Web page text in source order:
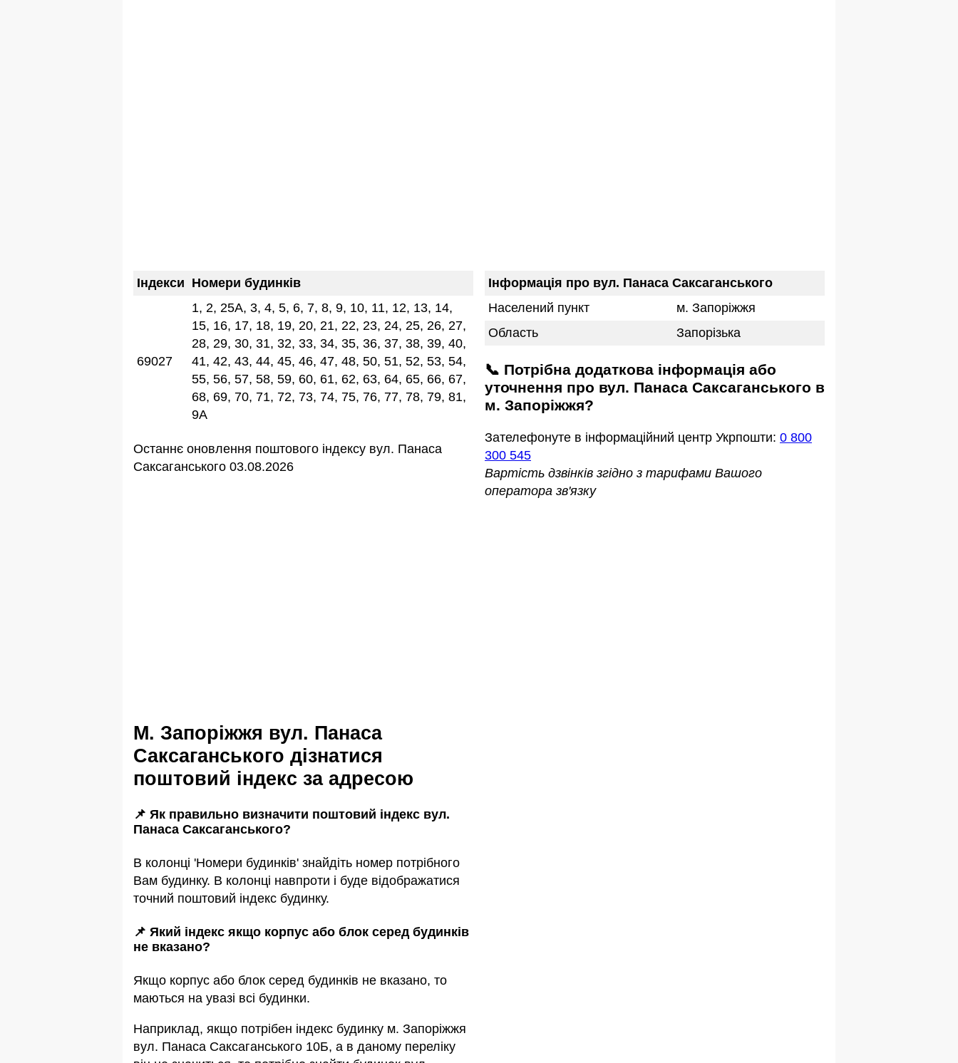
Індекси Номери будинків
69027
1, 2, 25А, 3, 4, 5, 6, 7, 8, 9, 10, 11, 12, 13, 14,
15, 16, 17, 18, 19, 20, 21, 22, 23, 24, 25, 26, 27,
28, 29, 30, 31, 32, 33, 34, 35, 36, 37, 38, 39, 40,
41, 42, 43, 44, 45, 46, 47, 48, 50, 51, 52, 53, 54,
55, 56, 57, 58, 59, 60, 61, 62, 63, 64, 65, 66, 67,
68, 69, 70, 71, 72, 73, 74, 75, 76, 77, 78, 79, 81,
9А
Останнє оновлення поштового індексу вул. Панаса
Саксаганського 03.08.2026
м. Запоріжжя вул. Панаса
Саксаганського дізнатися
поштовий індекс за адресою
📌 Як правильно визначити поштовий індекс вул.
Панаса Саксаганського?
В колонці 'Номери будинків' знайдіть номер потрібного
Вам будинку. В колонці навпроти і буде відображатися
точний поштовий індекс будинку.
📌 Який індекс якщо корпус або блок серед будинкiв
не вказано?
Якщо корпус або блок серед будинкiв не вказано, то
маються на увазi всi будинки.
Наприклад, якщо потрiбен індекс будинку м. Запоріжжя
вул. Панаса Саксаганського 10Б, а в даному переліку
Інформація про вул. Панаса Саксаганського
Населений пункт
м. Запоріжжя
Область
Запорізька
📞 Потрібна додаткова інформація або
уточнення про вул. Панаса Саксаганського в
м. Запоріжжя?
Зателефонуте в інформаційний центр Укрпошти: 0 800
300 545
Вартість дзвінків згідно з тарифами Вашого
оператора зв'язку